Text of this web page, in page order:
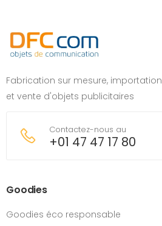
Fabrication sur mesure, importation
et vente d'objets publicitaires
Contactez-nous au
+01 47 47 17 80
Goodies
Goodies éco responsable